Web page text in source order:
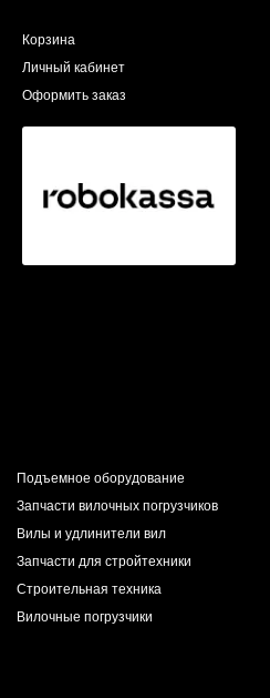
Корзина
Личный кабинет
Оформить заказ
Подъемное оборудование
Запчасти вилочных погрузчиков
Вилы и удлинители вил
Запчасти для стройтехники
Строительная техника
Вилочные погрузчики